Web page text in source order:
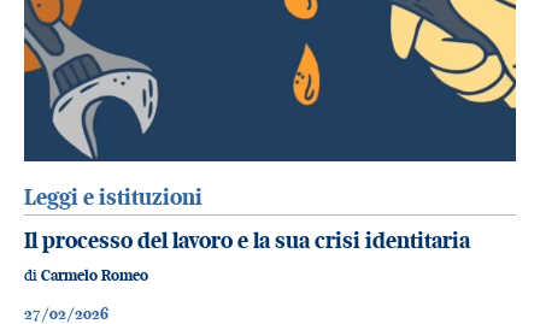
Leggi e istituzioni
Il processo del lavoro e la sua crisi identitaria
di Carmelo Romeo
27/02/2026